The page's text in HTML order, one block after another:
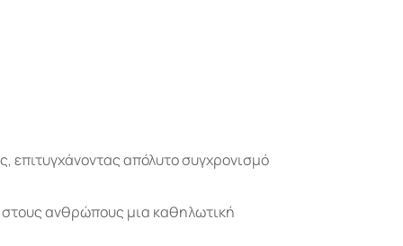
επιτυγχάνοντας απόλυτο συγχρονισμό
ανθρώπους μια καθηλωτική